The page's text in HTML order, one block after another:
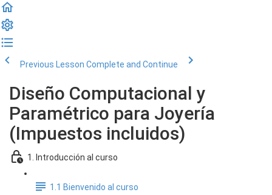
Previous Lesson Complete and Continue
Diseño Computacional y
Paramétrico para Joyería
(Impuestos incluidos)
1. Introducción al curso
1.1 Bienvenido al curso